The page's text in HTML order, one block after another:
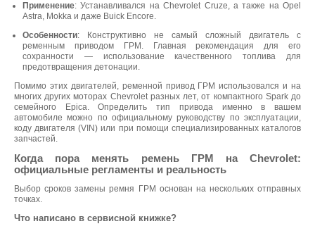
Применение: Устанавливался на Chevrolet Cruze, а также на Opel
Astra, Mokka и даже Buick Encore.
Особенности: Конструктивно не самый сложный двигатель с
ременным приводом ГРМ. Главная рекомендация для его
сохранности — использование качественного топлива для
предотвращения детонации.
Помимо этих двигателей, ременной привод ГРМ использовался и на
многих других моторах Chevrolet разных лет, от компактного Spark до
семейного Epica. Определить тип привода именно в вашем
автомобиле можно по официальному руководству по эксплуатации,
коду двигателя (VIN) или при помощи специализированных каталогов
запчастей.
Когда пора менять ремень ГРМ на Chevrolet:
официальные регламенты и реальность
Выбор сроков замены ремня ГРМ основан на нескольких отправных
точках.
Что написано в сервисной книжке?